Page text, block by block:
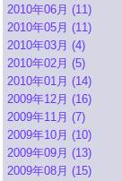
2010年06月 (11)
2010年05月 (11)
2010年03月 (4)
2010年02月 (5)
2010年01月 (14)
2009年12月 (16)
2009年11月 (7)
2009年10月 (10)
2009年09月 (13)
2009年08月 (15)